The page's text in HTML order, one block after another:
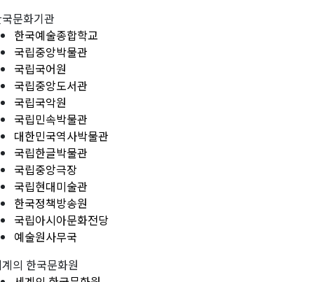
문화기관
한국예술종합학교
국립중앙박물관
국립국어원
국립중앙도서관
국립국악원
국립민속박물관
대한민국역사박물관
국립한글박물관
국립중앙극장
국립현대미술관
한국정책방송원
국립아시아문화전당
예술원사무국
의 한국문화원